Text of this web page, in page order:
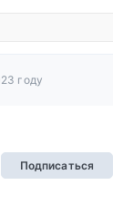
году
Подписаться